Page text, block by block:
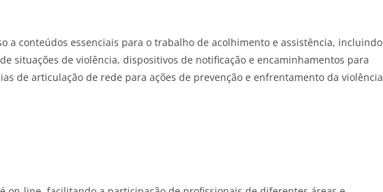
a conteúdos essenciais para o trabalho de acolhimento e assistência, incluindo
situações de violência, dispositivos de notificação e encaminhamentos para
de articulação de rede para ações de prevenção e enfrentamento da violência